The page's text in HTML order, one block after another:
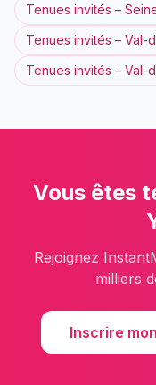
Tenues invités –
Tenues invités – Val-
Tenues invités – Val-
Vous êtes
Rejoignez
milliers
Inscrire